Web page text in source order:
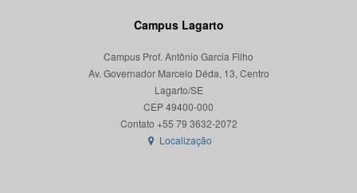
Campus Lagarto
Campus Prof. Antônio Garcia Filho
Av. Governador Marcelo Déda, 13, Centro
Lagarto/SE
CEP 49400-000
Localização